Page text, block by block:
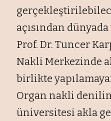
açısından
Prof. Dr. Tuncer
Nakli Merkezinde
birlikte
Organ nakli
üniversitesi akla